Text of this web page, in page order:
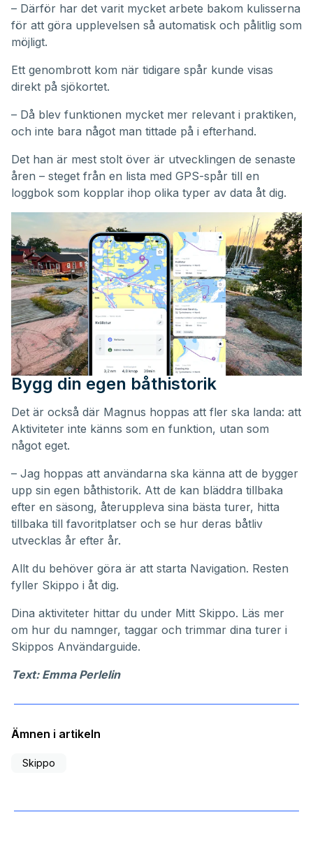
– Därför har det varit mycket arbete bakom kulisserna
för att göra upplevelsen så automatisk och pålitlig som
möjligt.
Ett genombrott kom när tidigare spår kunde visas
direkt på sjökortet.
– Då blev funktionen mycket mer relevant i praktiken,
och inte bara något man tittade på i efterhand.
Det han är mest stolt över är utvecklingen de senaste
åren – steget från en lista med GPS-spår till en
loggbok som kopplar ihop olika typer av data åt dig.
Bygg din egen båthistorik
Det är också där Magnus hoppas att fler ska landa: att
Aktiviteter inte känns som en funktion, utan som
något eget.
– Jag hoppas att användarna ska känna att de bygger
upp sin egen båthistorik. Att de kan bläddra tillbaka
efter en säsong, återuppleva sina bästa turer, hitta
tillbaka till favoritplatser och se hur deras båtliv
utvecklas år efter år.
Allt du behöver göra är att starta Navigation. Resten
fyller Skippo i åt dig.
Dina aktiviteter hittar du under Mitt Skippo. Läs mer
om hur du namnger, taggar och trimmar dina turer i
Skippos Användarguide.
Text: Emma Perlelin
Ämnen i artikeln
Skippo